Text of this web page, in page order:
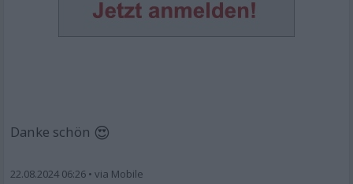
Danke schön 😍
22.08.2024 06:26 •